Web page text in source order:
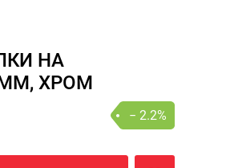
НА
ХРОМ
− 2.2%